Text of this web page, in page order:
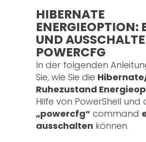
HIBERNATE
ENERGIEOPTION:
UND
POWERCFG
In der folgenden
Sie, wie Sie die
Ruhezustand
Hilfe von PowerShell und
„powercfg“ command
ausschalten können.